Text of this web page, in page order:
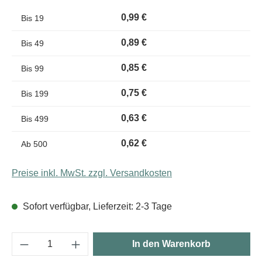
Bis 19 0,99 €
Bis 49 0,89 €
Bis 99 0,85 €
Bis 199 0,75 €
Bis 499 0,63 €
Ab 500 0,62 €
Preise inkl. MwSt. zzgl. Versandkosten
Sofort verfügbar, Lieferzeit: 2-3 Tage
Produkt Anzahl: Gib den gewünschten
In den Warenkorb